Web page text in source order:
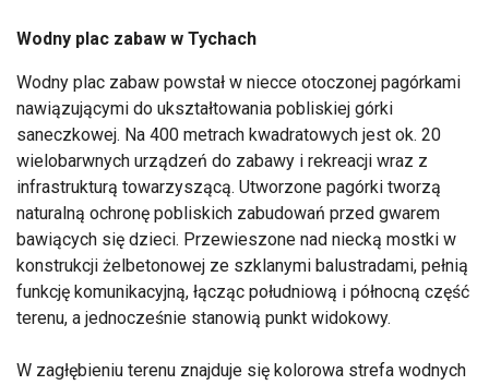
Wodny plac zabaw w Tychach
Wodny plac zabaw powstał w niecce otoczonej pagórkami
nawiązującymi do ukształtowania pobliskiej górki
saneczkowej. Na 400 metrach kwadratowych jest ok. 20
wielobarwnych urządzeń do zabawy i rekreacji wraz z
infrastrukturą towarzyszącą. Utworzone pagórki tworzą
naturalną ochronę pobliskich zabudowań przed gwarem
bawiących się dzieci. Przewieszone nad niecką mostki w
konstrukcji żelbetonowej ze szklanymi balustradami, pełnią
funkcję komunikacyjną, łącząc południową i północną część
terenu, a jednocześnie stanowią punkt widokowy.
W zagłębieniu terenu znajduje się kolorowa strefa wodnych